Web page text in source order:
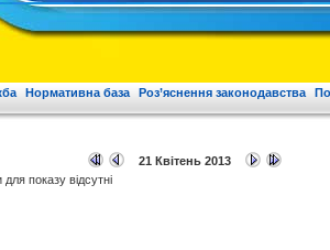
Нормативна база Роз’яснення законодавства
21 Квітень 2013
показу відсутні